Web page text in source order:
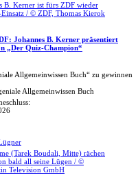
B. Kerner ist fürs ZDF wieder
/ © ZDF, Thomas Kierok
Johannes B. Kerner präsentiert
„Der Quiz-Champion“
Allgemeinwissen Buch“ zu gewinnen
(Tarek Boudali, Mitte) rächen
bald all seine Lügen / ©
Television GmbH